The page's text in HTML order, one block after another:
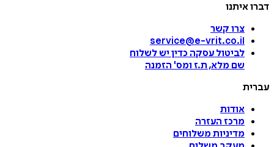
דברו איתנו
צרו קשר
service@e-vrit.co.il
לביטול עסקה כדין יש לשלוח
שם מלא, ת.ז ומס' הזמנה
עברית
אודות
מרכז העזרה
מדיניות משלוחים